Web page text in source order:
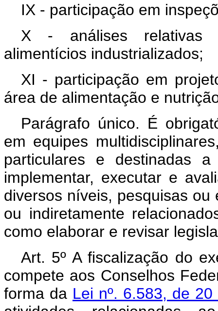
IX - participação em
X - análises relativas
alimentícios industrializados;
XI - participação em
área de alimentação e
Parágrafo único. É
em equipes
particulares e destinadas a
implementar, executar e
diversos níveis, pesquisas
ou indiretamente
como elaborar e revisar
Art. 5º A fiscalização do
compete aos Conselhos
forma da Lei nº. 6.583, de